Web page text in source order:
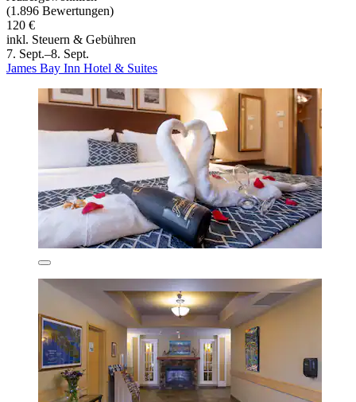
(1.896 Bewertungen)
120 €
inkl. Steuern & Gebühren
7. Sept.–8. Sept.
James Bay Inn Hotel & Suites